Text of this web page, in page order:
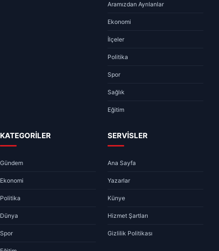
Aramızdan Ayrılanlar
Ekonomi
İlçeler
Politika
Spor
Sağlık
Eğitim
KATEGORİLER
Gündem
Ekonomi
Politika
Dünya
Spor
SERVİSLER
Ana Sayfa
Yazarlar
Künye
Hizmet Şartları
Gizlilik Politikası